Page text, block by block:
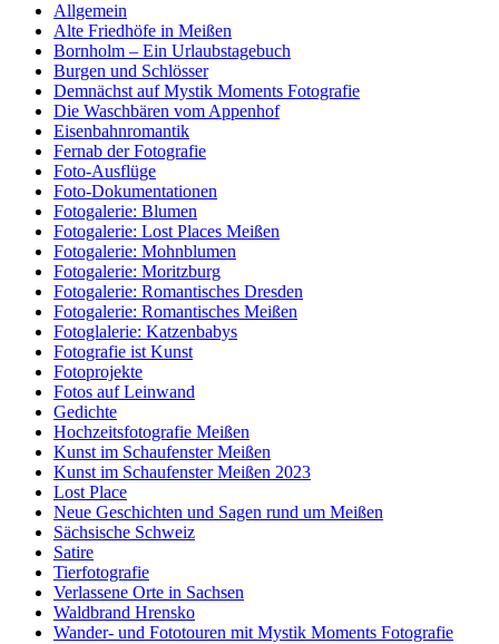
Allgemein
Alte Friedhöfe in Meißen
Bornholm – Ein Urlaubstagebuch
Burgen und Schlösser
Demnächst auf Mystik Moments Fotografie
Die Waschbären vom Appenhof
Eisenbahnromantik
Fernab der Fotografie
Foto-Ausflüge
Foto-Dokumentationen
Fotogalerie: Blumen
Fotogalerie: Lost Places Meißen
Fotogalerie: Mohnblumen
Fotogalerie: Moritzburg
Fotogalerie: Romantisches Dresden
Fotogalerie: Romantisches Meißen
Fotoglalerie: Katzenbabys
Fotografie ist Kunst
Fotoprojekte
Fotos auf Leinwand
Gedichte
Hochzeitsfotografie Meißen
Kunst im Schaufenster Meißen
Kunst im Schaufenster Meißen 2023
Lost Place
Neue Geschichten und Sagen rund um Meißen
Sächsische Schweiz
Satire
Tierfotografie
Verlassene Orte in Sachsen
Waldbrand Hrensko
Wander- und Fototouren mit Mystik Moments Fotografie